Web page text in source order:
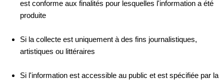
est conforme aux finalités pour lesquelles l'information a été
produite
Si la collecte est uniquement à des fins journalistiques,
artistiques ou littéraires
Si l'information est accessible au public et est spécifiée par la